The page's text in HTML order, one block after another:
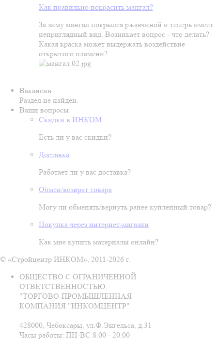
Как правильно покрасить мангал?
За зиму мангал покрылся ржавчиной и теперь имеет
неприглядный вид. Возникает вопрос - что делать?
Какая краска может выдержать воздействие
открытого пламени?
Вакансии
Раздел не найден.
Ваши вопросы
Скидки в ИНКОМ
Есть ли у вас скидки?
Доставка
Работает ли у вас доставка?
Обмен/возврат товара
Могу ли обменять/вернуть ранее купленный товар?
Покупка через интернет-магазин
Как мне купить материалы онлайн?
© «Стройцентр ИНКОМ», 2011-2026 г.
ОБЩЕСТВО С ОГРАНИЧЕННОЙ
ОТВЕТСТВЕННОСТЬЮ
"ТОРГОВО-ПРОМЫШЛЕННАЯ
КОМПАНИЯ "ИНКОМЦЕНТР"
428000, Чебоксары, ул.Ф.Энгельса, д.31
Часы работы: ПН-ВС 8.00 - 20.00